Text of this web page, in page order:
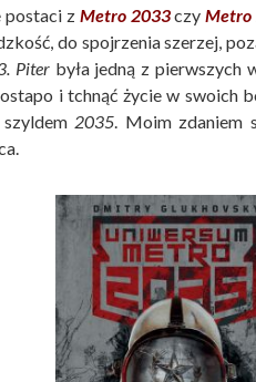
postaci z Metro 2033czyMetro
do spojrzenia szerzej,
Piterbyła jedną z pierwszych
i tchnąć życie w swoich
2035. Moim zdaniem